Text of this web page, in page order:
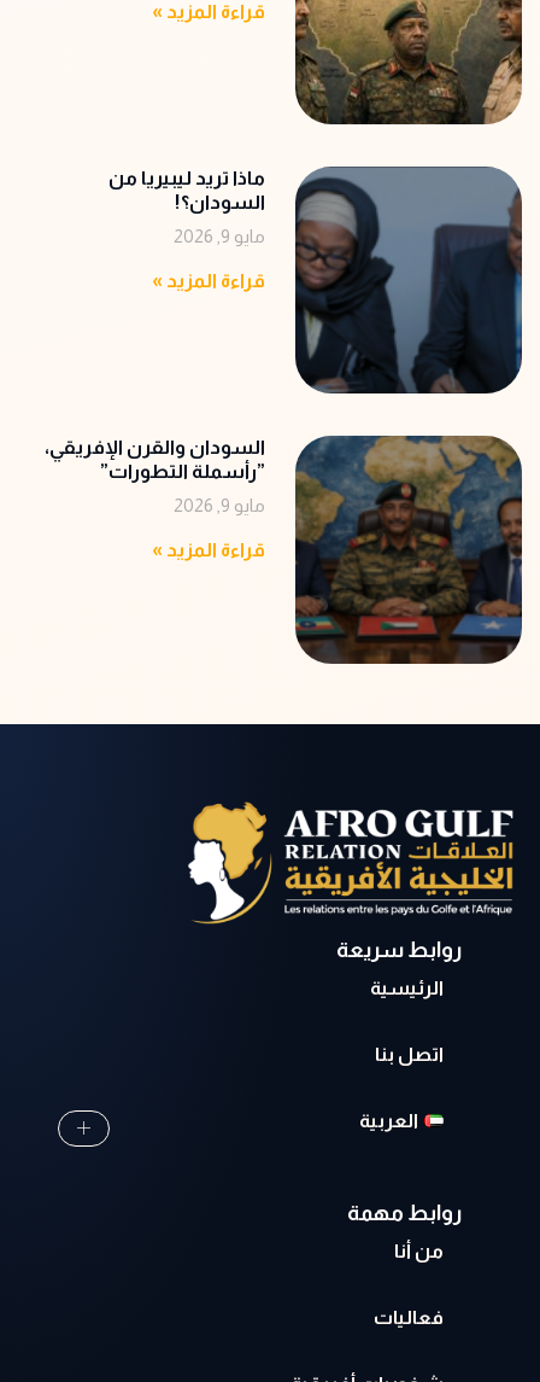
قراءة المزيد »
ماذا تريد ليبيريا من
السودان؟!
مايو 9, 2026
قراءة المزيد »
‬‭”‬رأسملة‭ ‬التطورات‭”‬
مايو 9, 2026
قراءة المزيد »
روابط سريعة
الرئيسية
اتصل بنا
العربية
روابط مهمة
من أنا
فعاليات